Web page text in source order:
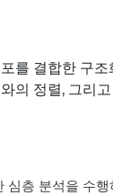
를 결합한 구조
의 정렬, 그리고
심층 분석을 수행